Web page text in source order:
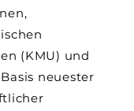
(KMU) und
neuester